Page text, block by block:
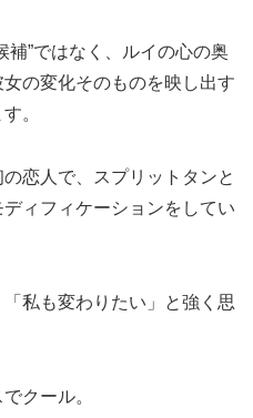
補”ではなく、ルイの心の奥
の変化そのものを映し出す
。
恋人で、スプリットタンと
ィフィケーションをしてい
私も変わりたい」と強く思
クール。